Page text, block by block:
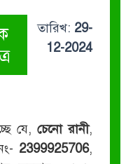
তারিখ: 29-
12-2024
যে,চেনো রানী,
2399925706,